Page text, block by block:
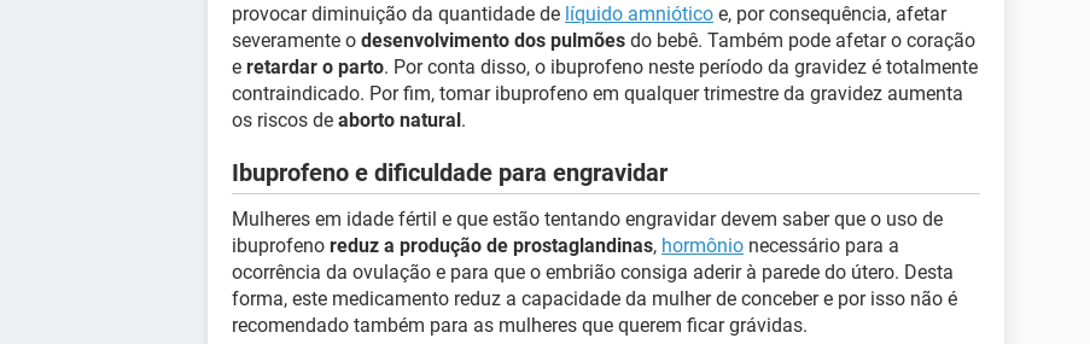
provocar diminuição da quantidade de líquido amniótico e, por consequência, afetar
severamente o desenvolvimento dos pulmões do bebê. Também pode afetar o coração
e retardar o parto. Por conta disso, o ibuprofeno neste período da gravidez é totalmente
contraindicado. Por fim, tomar ibuprofeno em qualquer trimestre da gravidez aumenta
os riscos de aborto natural.
Ibuprofeno e dificuldade para engravidar
Mulheres em idade fértil e que estão tentando engravidar devem saber que o uso de
ibuprofeno reduz a produção de prostaglandinas, hormônio necessário para a
ocorrência da ovulação e para que o embrião consiga aderir à parede do útero. Desta
forma, este medicamento reduz a capacidade da mulher de conceber e por isso não é
recomendado também para as mulheres que querem ficar grávidas.